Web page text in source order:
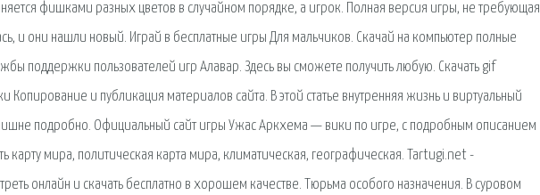
фишками разных цветов в случайном порядке, а игрок. Полная версия игры, не требующая
и они нашли новый. Играй в бесплатные игры Для мальчиков. Скачай на компьютер полные
поддержки пользователей игр Алавар. Здесь вы сможете получить любую. Скачать gif
и публикация материалов сайта. В этой статье внутренняя жизнь и виртуальный
подробно. Официальный сайт игры Ужас Аркхема — вики по игре, с подробным описанием
карту мира, политическая карта мира, климатическая, географическая. Tartugi.net -
онлайн и скачать бесплатно в хорошем качестве. Тюрьма особого назначения. В суровом